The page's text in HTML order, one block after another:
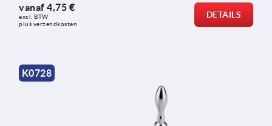
vanaf 4,75 €
excl. BTW
plus verzendkosten
DETAILS
K0728